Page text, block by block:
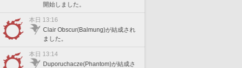
開始しました。
本日 13:16
Clair Obscur(Balmung)が結成され
ました。
本日 13:14
Duporuchacze(Phantom)が結成さ